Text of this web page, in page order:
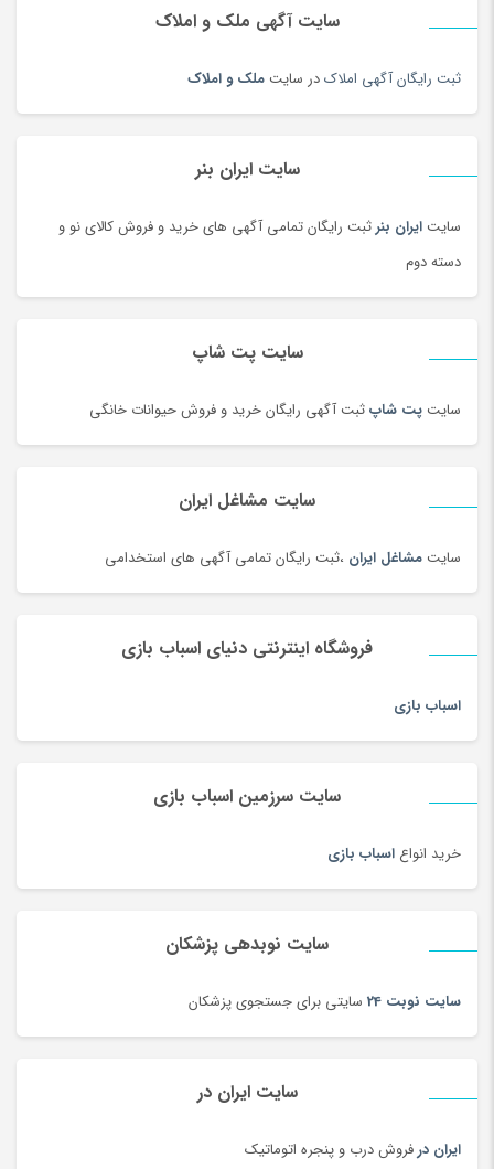
سایت آگهی ملک و املاک
ثبت رایگان آگهی املاکدر سایت ملک و املاک
سایت ایران بنر
سایت ایران بنرثبت رایگان تمامی آگهی های خرید و فروش کالای نو و
دسته دوم
سایت پت شاپ
سایت پت شاپثبت آگهی رایگان خرید و فروش حیوانات خانگی
سایت مشاغل ایران
سایت مشاغل ایران ،ثبت رایگان تمامی آگهی های استخدامی
فروشگاه اینترنتی دنیای اسباب بازی
اسباب بازی
سایت سرزمین اسباب بازی
خرید انواع اسباب بازی
سایت نوبدهی پزشکان
سایت نوبت 24 سایتی برای جستجوی پزشکان
سایت ایران در
ایران درفروش درب و پنجره اتوماتیک